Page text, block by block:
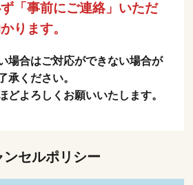
「事前にご連絡」いただ
ります。
場合はご対応ができない場合が
承ください。
どよろしくお願いいたします。
ンセルポリシー